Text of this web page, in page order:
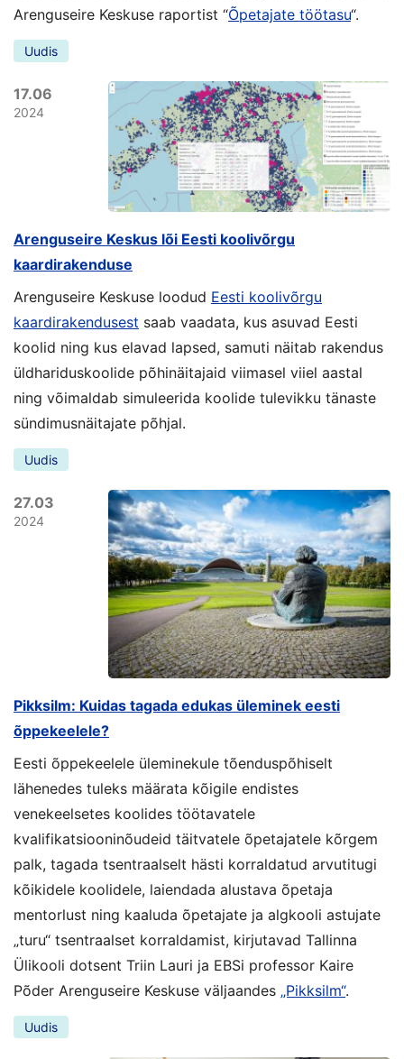
Arenguseire Keskuse raportist “Õpetajate töötasu“.
Uudis
17.06
2024
Arenguseire Keskus lõi Eesti koolivõrgu
kaardirakenduse
Arenguseire Keskuse loodud Eesti koolivõrgu
kaardirakendusest saab vaadata, kus asuvad Eesti
koolid ning kus elavad lapsed, samuti näitab rakendus
üldhariduskoolide põhinäitajaid viimasel viiel aastal
ning võimaldab simuleerida koolide tulevikku tänaste
sündimusnäitajate põhjal.
Uudis
27.03
2024
Pikksilm: Kuidas tagada edukas üleminek eesti
õppekeelele?
Eesti õppekeelele üleminekule tõenduspõhiselt
lähenedes tuleks määrata kõigile endistes
venekeelsetes koolides töötavatele
kvalifikatsiooninõudeid täitvatele õpetajatele kõrgem
palk, tagada tsentraalselt hästi korraldatud arvutitugi
kõikidele koolidele, laiendada alustava õpetaja
mentorlust ning kaaluda õpetajate ja algkooli astujate
„turu“ tsentraalset korraldamist, kirjutavad Tallinna
Ülikooli dotsent Triin Lauri ja EBSi professor Kaire
Põder Arenguseire Keskuse väljaandes „Pikksilm“.
Uudis